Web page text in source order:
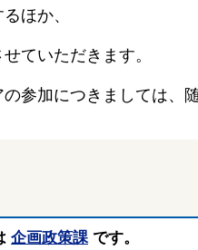
ほか、
ていただきます。
参加につきましては、
企画政策課 です。